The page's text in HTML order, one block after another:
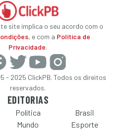
site implica o seu acordo com o
, e com a Política de
Privacidade.
- 2025 ClickPB. Todos os direitos
reservados.
EDITORIAS
Política
Brasil
Mundo Esporte